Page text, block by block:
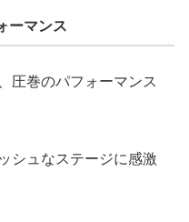
ーマンス
圧巻のパフォーマンス
シュなステージに感激